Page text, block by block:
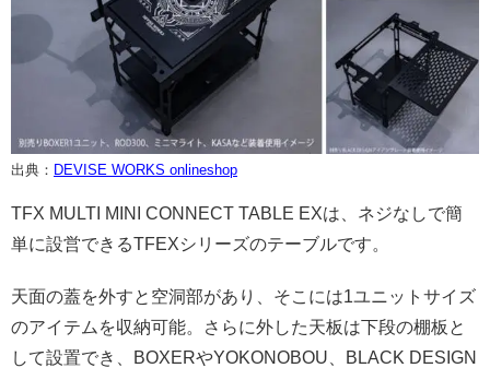
出典： DEVISE WORKS onlineshop
TFX MULTI MINI CONNECT TABLE EXは、ネジなしで簡
単に設営できるTFEXシリーズのテーブルです。
天面の蓋を外すと空洞部があり、そこには1ユニットサイズ
のアイテムを収納可能。さらに外した天板は下段の棚板と
して設置でき、BOXERやYOKONOBOU、BLACK DESIGN